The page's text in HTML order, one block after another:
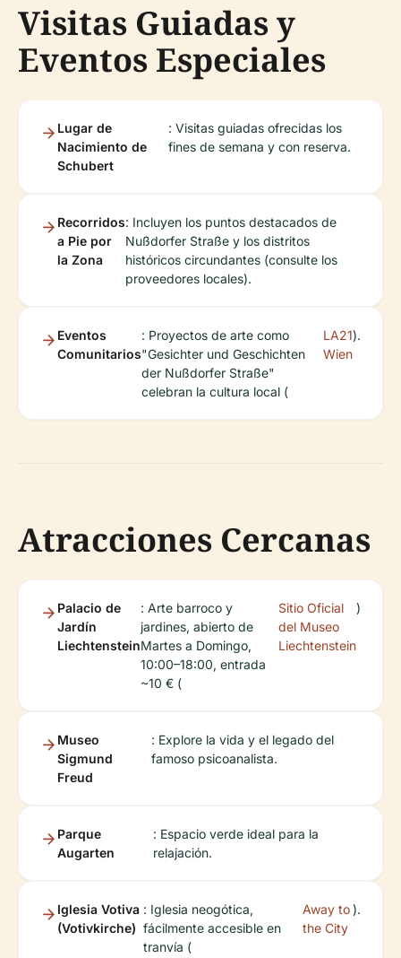
Visitas Guiadas y
Eventos Especiales
Lugar de
Nacimiento de
Schubert
: Visitas guiadas ofrecidas los
fines de semana y con reserva.
Recorridos
a Pie por
la Zona
: Incluyen los puntos destacados de
Nußdorfer Straße y los distritos
históricos circundantes (consulte los
proveedores locales).
Eventos
Comunitarios
: Proyectos de arte como
"Gesichter und Geschichten
der Nußdorfer Straße"
celebran la cultura local (
LA21
Wien
).
Atracciones Cercanas
Palacio de
Jardín
Liechtenstein
: Arte barroco y
jardines, abierto de
Martes a Domingo,
10:00–18:00, entrada
~10 € (
Sitio Oficial
del Museo
Liechtenstein
)
Museo
Sigmund
Freud
: Explore la vida y el legado del
famoso psicoanalista.
Parque
Augarten
: Espacio verde ideal para la
relajación.
Iglesia Votiva
(Votivkirche)
: Iglesia neogótica,
fácilmente accesible en
tranvía (
Away to
the City
).